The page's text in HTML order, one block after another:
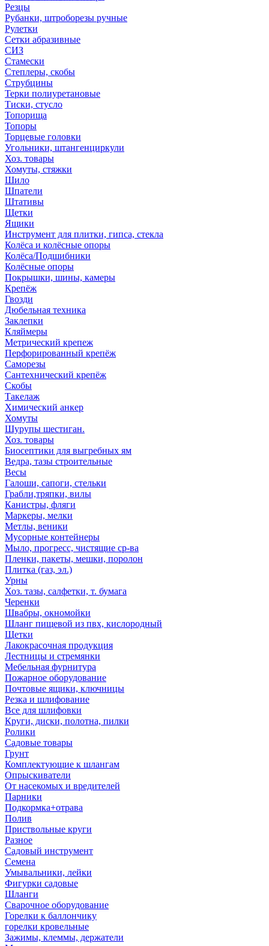
Резцы
Рубанки, штроборезы ручные
Рулетки
Сетки абразивные
СИЗ
Стамески
Степлеры, скобы
Струбцины
Терки полиуретановые
Тиски, стусло
Топорища
Топоры
Торцевые головки
Угольники, штангенциркули
Хоз. товары
Хомуты, стяжки
Шило
Шпатели
Штативы
Щетки
Ящики
Инструмент для плитки, гипса, стекла
Колёса и колёсные опоры
Колёса/Подшибники
Колёсные опоры
Покрышки, шины, камеры
Крепёж
Гвозди
Дюбельная техника
Заклепки
Кляймеры
Метрический крепеж
Перфорированный крепёж
Саморезы
Сантехнический крепёж
Скобы
Такелаж
Химический анкер
Хомуты
Шурупы шестиган.
Хоз. товары
Биосептики для выгребных ям
Ведра, тазы строительные
Весы
Галоши, сапоги, стельки
Грабли,тряпки, вилы
Канистры, фляги
Маркеры, мелки
Метлы, веники
Мусорные контейнеры
Мыло, прогресс, чистящие ср-ва
Пленки, пакеты, мешки, поролон
Плитка (газ, эл.)
Урны
Хоз. тазы, салфетки, т. бумага
Черенки
Швабры, окномойки
Шланг пищевой из пвх, кислородный
Щетки
Лакокрасочная продукция
Лестницы и стремянки
Мебельная фурнитура
Пожарное оборудование
Почтовые ящики, ключницы
Резка и шлифование
Все для шлифовки
Круги, диски, полотна, пилки
Ролики
Садовые товары
Грунт
Комплектующие к шлангам
Опрыскиватели
От насекомых и вредителей
Парники
Подкормка+отрава
Полив
Приствольные круги
Разное
Садовый инструмент
Семена
Умывальники, лейки
Фигурки садовые
Шланги
Сварочное оборудование
Горелки к баллончику
горелки кровельные
Зажимы, клеммы, держатели